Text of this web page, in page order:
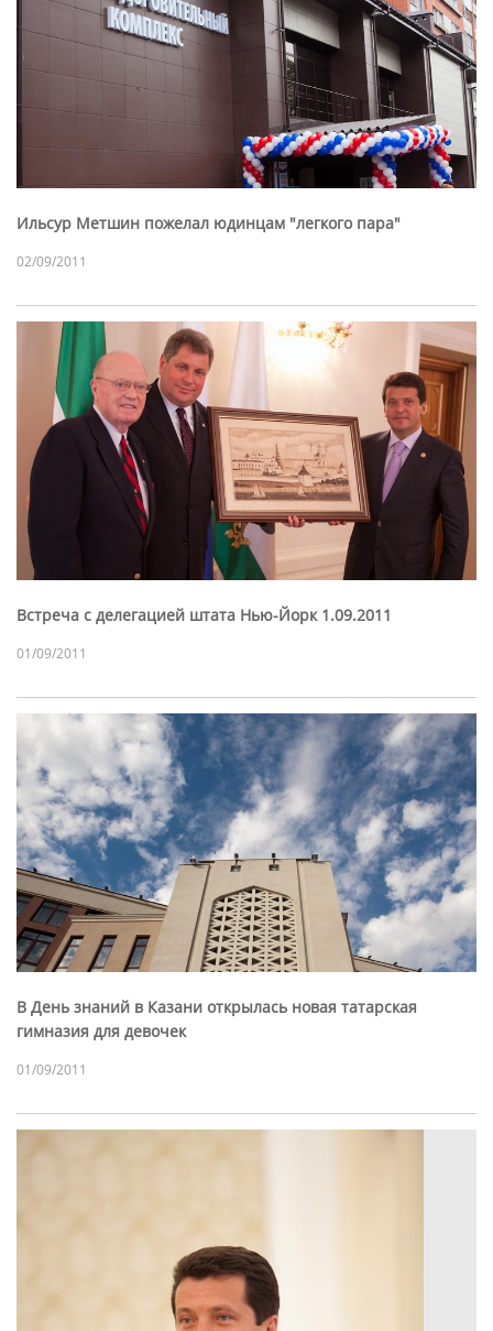
Ильсур Метшин пожелал юдинцам "легкого пара"
02/09/2011
Встреча с делегацией штата Нью-Йорк 1.09.2011
01/09/2011
В День знаний в Казани открылась новая татарская
гимназия для девочек
01/09/2011